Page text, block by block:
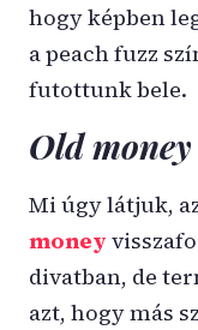
hogy képben
a peach fuzz
futottunk bele.
Old
Mi úgy látjuk,
money
divatban, de
azt, hogy más